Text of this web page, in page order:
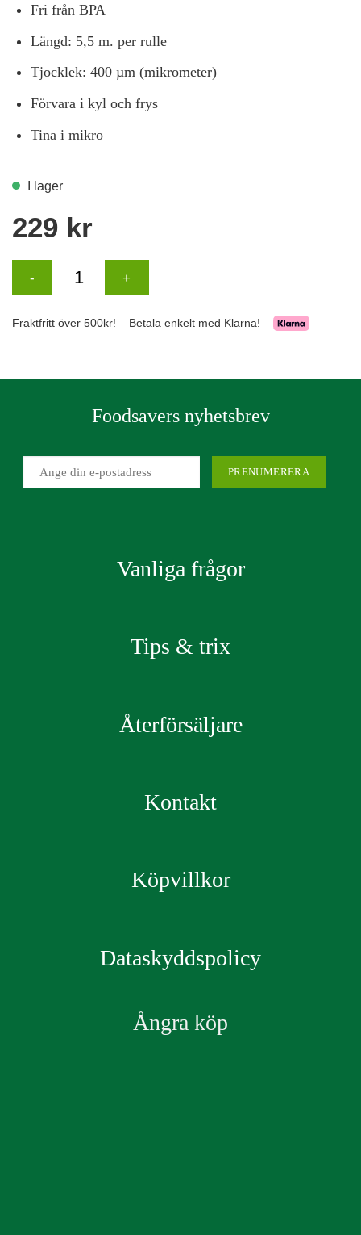
Fri från BPA
Längd: 5,5 m. per rulle
Tjocklek: 400 µm (mikrometer)
Förvara i kyl och frys
Tina i mikro
Foodsavers nyhetsbrev
Vanliga frågor
Tips & trix
Återförsäljare
Kontakt
Köpvillkor
Dataskyddspolicy
Ångra köp